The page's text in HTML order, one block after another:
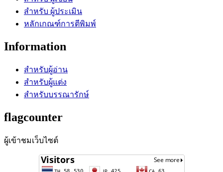
สำหรับ ผู้ประเมิน
หลักเกณฑ์การตีพิมพ์
Information
สำหรับผู้อ่าน
สำหรับผู้แต่ง
สำหรับบรรณารักษ์
flagcounter
ผู้เข้าชมเว็บไซต์